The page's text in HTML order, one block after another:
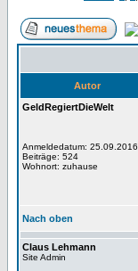
Autor
GeldRegiertDieWelt
Anmeldedatum: 25.09.2016
Beiträge: 524
Wohnort: zuhause
Nach oben
Claus Lehmann
Site Admin